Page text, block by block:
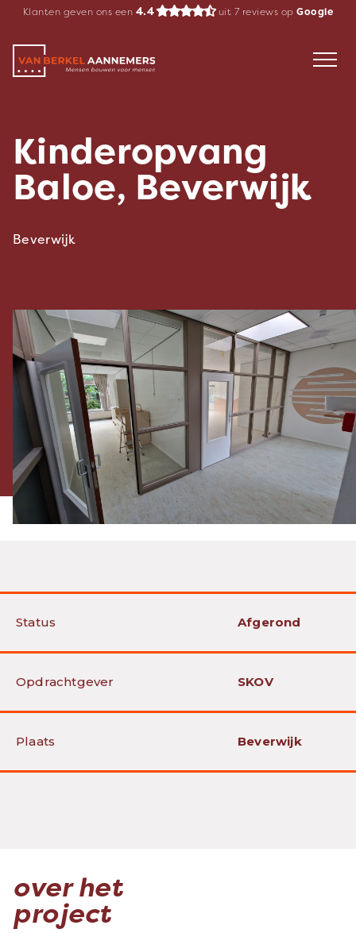
Spring
inhoud
Klanten geven ons een 4.4 uit 7 reviews op Google
Kinderopvang
Baloe, Beverwijk
Beverwijk
Status Afgerond
Opdrachtgever SKOV
Plaats Beverwijk
over het
project